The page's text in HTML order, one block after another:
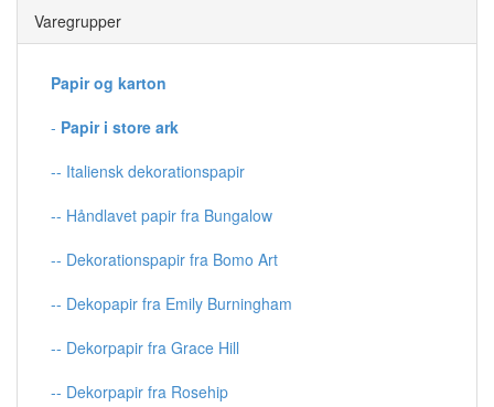
Varegrupper
Papir og karton
- Papir i store ark
-- Italiensk dekorationspapir
-- Håndlavet papir fra Bungalow
-- Dekorationspapir fra Bomo Art
-- Dekopapir fra Emily Burningham
-- Dekorpapir fra Grace Hill
-- Dekorpapir fra Rosehip